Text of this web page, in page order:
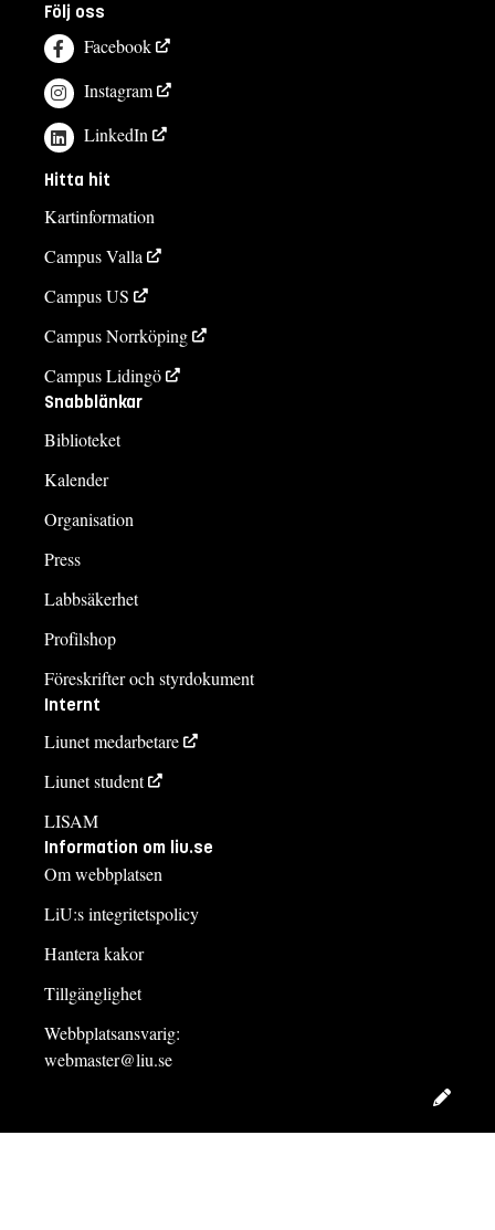
Följ oss
Facebook
Instagram
LinkedIn
Hitta hit
Kartinformation
Campus Valla
Campus US
Campus Norrköping
Campus Lidingö
Snabblänkar
Biblioteket
Kalender
Organisation
Press
Labbsäkerhet
Profilshop
Föreskrifter och styrdokument
Internt
Liunet medarbetare
Liunet student
LISAM
Information om liu.se
Om webbplatsen
LiU:s integritetspolicy
Hantera kakor
Tillgänglighet
Webbplatsansvarig:
webmaster@liu.se